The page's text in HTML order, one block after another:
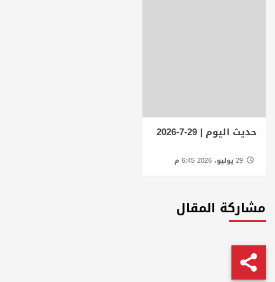
حديث اليوم | 29-7-2026
مشاركة المقال